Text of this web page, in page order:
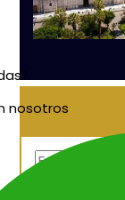
nosotros